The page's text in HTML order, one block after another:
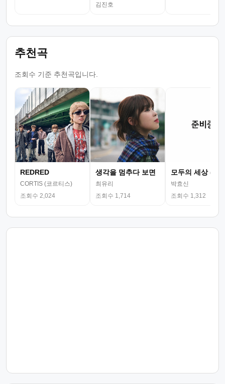
김진호
추천곡
조회수 기준 추천곡입니다.
REDRED
CORTIS (코르티스)
조회수 2,024
생각을 멈추다 보면
최유리
조회수 1,714
모두의 세상 (뮤
박효신
조회수 1,312